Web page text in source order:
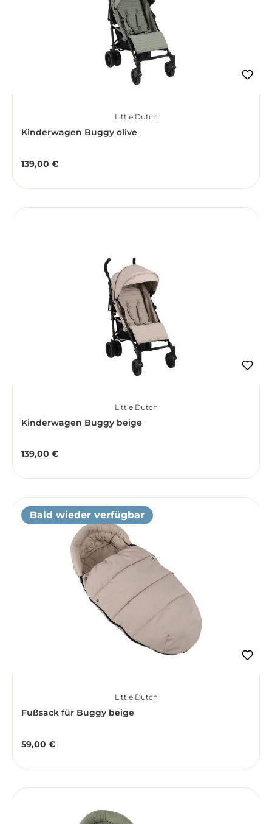
Little Dutch
Kinderwagen Buggy olive
Regulärer Preis:
139,00 €
Little Dutch
Kinderwagen Buggy beige
Regulärer Preis:
139,00 €
Bald wieder verfügbar
Little Dutch
Fußsack für Buggy beige
Regulärer Preis:
59,00 €